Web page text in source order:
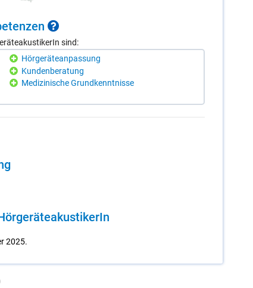
sind:
Hörgeräteanpassung
Kundenberatung
Medizinische Grundkenntnisse
2025.